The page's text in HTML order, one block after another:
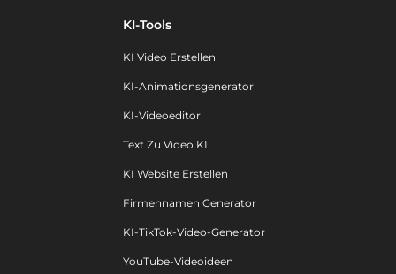
KI-Tools
KI Video Erstellen
KI-Animationsgenerator
KI-Videoeditor
Text Zu Video KI
KI Website Erstellen
Firmennamen Generator
KI-TikTok-Video-Generator
YouTube-Videoideen